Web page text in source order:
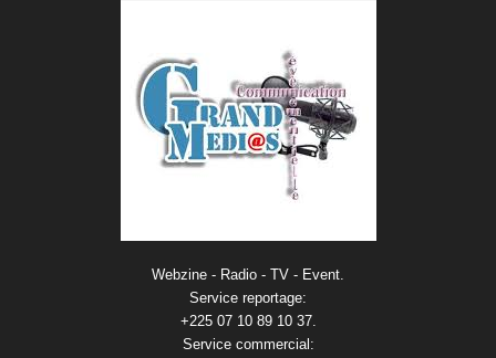
Webzine - Radio - TV - Event.
Service reportage:
+225 07 10 89 10 37.
Service commercial: